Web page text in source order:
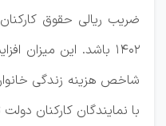
۱۴۰۲ باشد. این
شاخص هزینه زندگی
با نمایندگان کارکنان